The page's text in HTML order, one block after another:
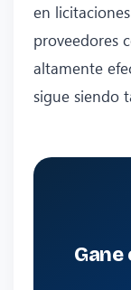
en
proveedores
altamente
sigue siendo
Gane